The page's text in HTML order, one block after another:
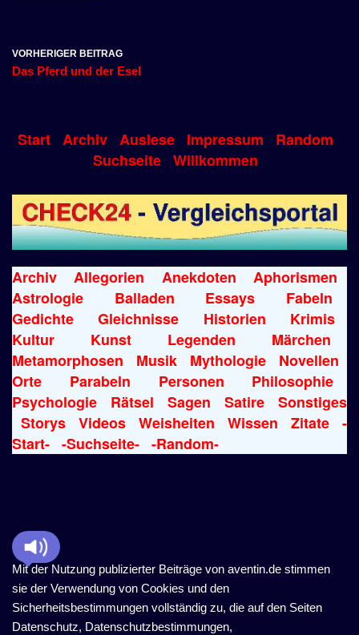
VORHERIGER BEITRAG
Das Pferd und der Esel
Start Archiv Auslese Impressum
Random
Suchseite Willkommen
Archiv Allegorien Anekdoten
Aphorismen
Astrologie
Balladen Essays
Fabeln
Gedichte
Gleichnisse Historien
Krimis
Kultur
Kunst Legenden
Märchen
Metamorphosen
Musik Mythologie
Novellen
Orte
Parabeln Personen
Philosophie
Psychologie
Rätsel Sagen Satire
Sonstiges
Storys
Videos Weisheiten Wissen Zitate
-
Start- -Suchseite- -Random-
Mit der Nutzung publizierter Beiträge von aventin.de stimmen
sie der Verwendung von Cookies und den
Sicherheitsbestimmungen vollständig zu, die auf den Seiten
Datenschutz, Datenschutzbestimmungen,